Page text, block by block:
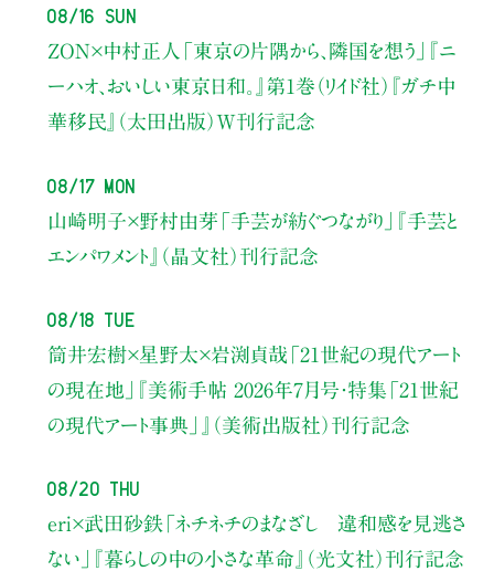
08/16 Sun
ZON×中村正人 「東京の片隅から、隣国を想う」
『ニ
ーハオ、おいしい東京日和。』第1巻（リイド社） 『ガチ中
華移民』（太田出版）W刊行記念
08/17 Mon
山崎明子×野村由芽 「手芸が紡ぐつながり」
『手芸と
エンパワメント』（晶文社）刊行記念
08/18 Tue
筒井宏樹×星野太×岩渕貞哉 「21世紀の現代アート
の現在地」
『美術手帖 2026年7月号・特集「21世紀
の現代アート事典」』（美術出版社）刊行記念
08/20 Thu
eri×武田砂鉄「ネチネチのまなざし 違和感を見逃さ
ない」
『暮らしの中の小さな革命』（光文社）刊行記念